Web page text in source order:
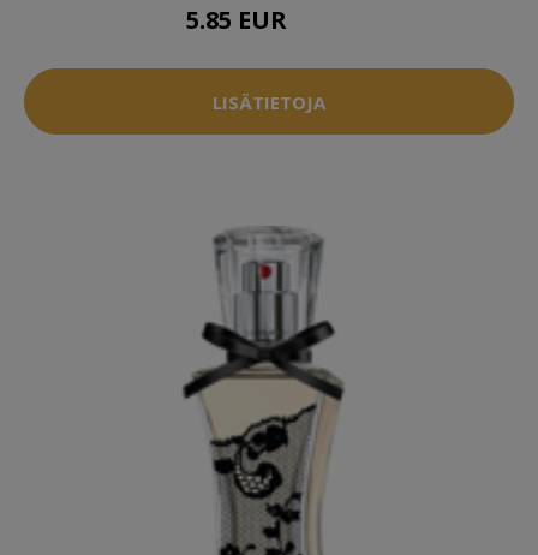
5.85 EUR
LISÄTIETOJA